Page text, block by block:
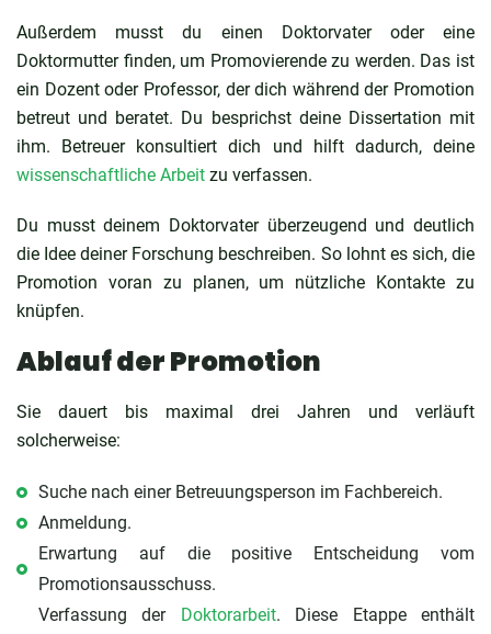
Außerdem musst du einen Doktorvater oder eine
Doktormutter finden, um Promovierende zu werden. Das ist
ein Dozent oder Professor, der dich während der Promotion
betreut und beratet. Du besprichst deine Dissertation mit
ihm. Betreuer konsultiert dich und hilft dadurch, deine
wissenschaftliche Arbeit zu verfassen.
Du musst deinem Doktorvater überzeugend und deutlich
die Idee deiner Forschung beschreiben. So lohnt es sich, die
Promotion voran zu planen, um nützliche Kontakte zu
knüpfen.
Ablauf der Promotion
Sie dauert bis maximal drei Jahren und verläuft
solcherweise:
Suche nach einer Betreuungsperson im Fachbereich.
Anmeldung.
Erwartung auf die positive Entscheidung vom
Promotionsausschuss.
Verfassung der Doktorarbeit. Diese Etappe enthält